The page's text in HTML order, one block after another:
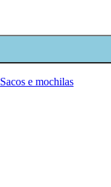
Sacos e mochilas